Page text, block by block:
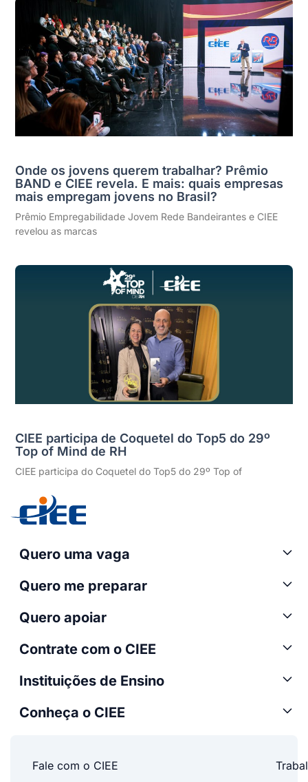
Onde os jovens querem trabalhar? Prêmio
BAND e CIEE revela. E mais: quais empresas
mais empregam jovens no Brasil?
Prêmio Empregabilidade Jovem Rede Bandeirantes e CIEE
revelou as marcas
CIEE participa de Coquetel do Top5 do 29º
Top of Mind de RH
CIEE participa do Coquetel do Top5 do 29º Top of
Quero uma vaga
Quero me preparar
Quero apoiar
Contrate com o CIEE
Instituições de Ensino
Conheça o CIEE
Fale com o CIEE